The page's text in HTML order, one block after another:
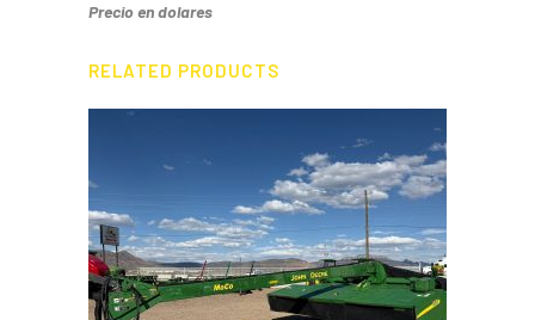
Precio en dolares
RELATED PRODUCTS